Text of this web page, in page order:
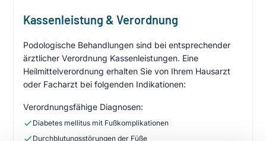
Kassenleistung & Verordnung
Podologische Behandlungen sind bei entsprechender
ärztlicher Verordnung Kassenleistungen. Eine
Heilmittelverordnung erhalten Sie von Ihrem Hausarzt
oder Facharzt bei folgenden Indikationen:
Verordnungsfähige Diagnosen:
Diabetes mellitus mit Fußkomplikationen
Durchblutungsstörungen der Füße